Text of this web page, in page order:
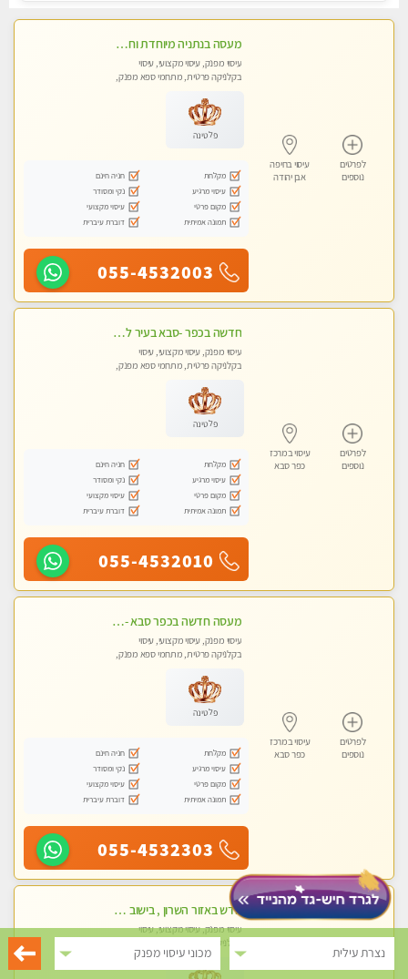
נצרת עילית מכוני עיסוי מפנק
לפרטים
נוספים
עיסוי בחיפה
אבן יהודה
מעסה בנתניה מיוחדת וחדשה בעיר לעיסוי...
עיסוי מפנק, עיסוי מקצועי, עיסוי
בקלניקה פרטית, מתחמי ספא מפנק,
פלטינה
מקלחת
חניה חינם
עיסוי מרגיע
נקי ומסודר
מקום פרטי
עיסוי מקצועי
תמונה אמיתית
דוברת עיברית
055-4532003
לפרטים
נוספים
עיסוי במרכז
כפר סבא
חדשה בכפר -סבא בעיר לעיסוי מפנק מקצועי ואיכותי מאוד
עיסוי מפנק, עיסוי מקצועי, עיסוי
בקלניקה פרטית, מתחמי ספא מפנק,
פלטינה
מקלחת
חניה חינם
עיסוי מרגיע
נקי ומסודר
מקום פרטי
עיסוי מקצועי
תמונה אמיתית
דוברת עיברית
055-4532010
לפרטים
נוספים
עיסוי במרכז
כפר סבא
מעסה חדשה בכפר סבא -מומלץ לחלוטין!!!! מעסה מקצועית צעירה ואיכותית פרטי!!!
עיסוי מפנק, עיסוי מקצועי, עיסוי
בקלניקה פרטית, מתחמי ספא מפנק,
פלטינה
מקלחת
חניה חינם
עיסוי מרגיע
נקי ומסודר
מקום פרטי
עיסוי מקצועי
תמונה אמיתית
דוברת עיברית
055-4532303
חדש באזור השרון , בישוב ניצני עוז ! נבחרת מטפלות ומטפלים -טלגרם @e_itan
עיסוי מפנק, עיסוי מקצועי, עיסוי
בקלניקה פרטית, מתחמי ספא מפנק,
מכוני עיסוי מפנק, עיסוי טנטרה